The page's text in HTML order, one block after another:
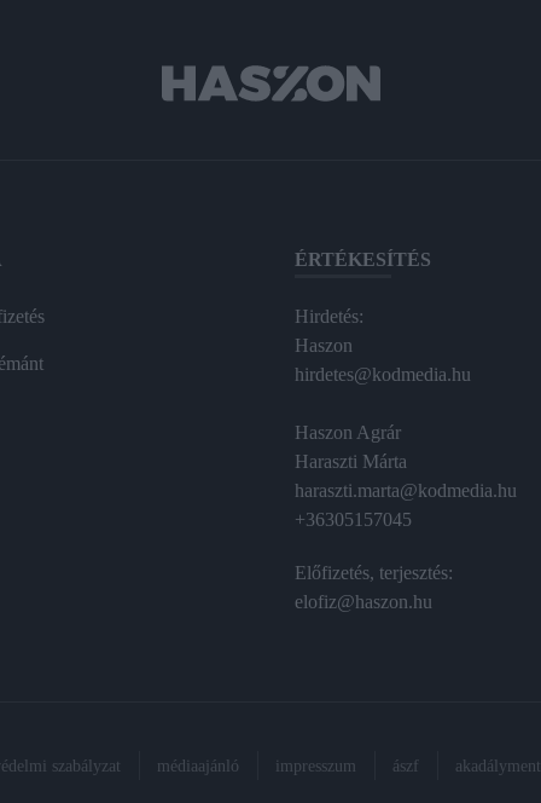
ÉRTÉKESÍTÉS
Hirdetés:
Haszon
hirdetes@kodmedia.hu
Haszon Agrár
Haraszti Márta
haraszti.marta@kodmedia.hu
+36305157045
Előfizetés, terjesztés:
elofiz@haszon.hu
szabályzat médiaajánló impresszum ászf